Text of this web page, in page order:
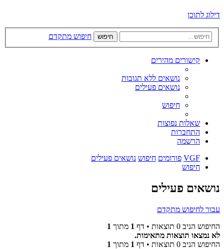
דילוג לתוכן
חיפוש חיפוש מתקדם
קישורים מהירים
נושאים ללא תגובות
נושאים פעילים
חיפוש
שאלות נפוצות
התחברות
הרשמה
VGF פורומים חיפוש נושאים פעילים
חיפוש
נושאים פעילים
עבור לחיפוש מתקדם
החיפוש הניב 0 תוצאות • דף
1 מתוך 1
לא נמצאו תוצאות מתאימות.
החיפוש הניב 0 תוצאות • דף
1 מתוך 1